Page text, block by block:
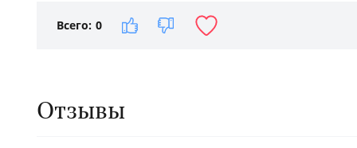
Всего: 0
Отзывы